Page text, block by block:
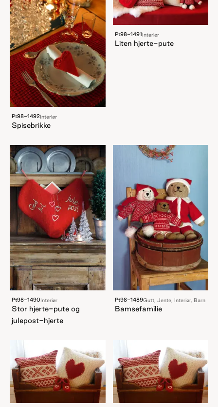
Pt98-1492Interiør
Spisebrikke
Pt98-1491Interiør
Liten hjerte-pute
Pt98-1490Interiør
Stor hjerte-pute og
julepost-hjerte
Pt98-1489Gutt, Jente, Interiør, Barn
Bamsefamilie